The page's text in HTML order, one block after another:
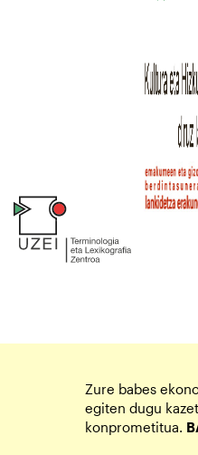
Zure babes
egiten dugu
konprometitua.